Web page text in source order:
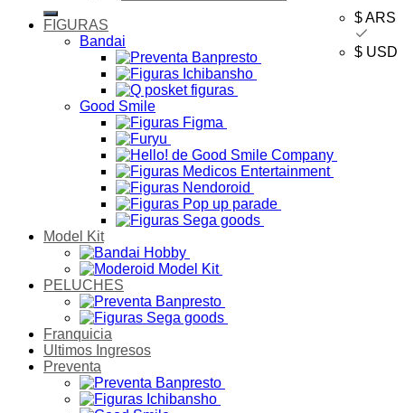
$ ARS
$ USD
FIGURAS
Bandai
Good Smile
Model Kit
PELUCHES
Franquicia
Ultimos Ingresos
Preventa